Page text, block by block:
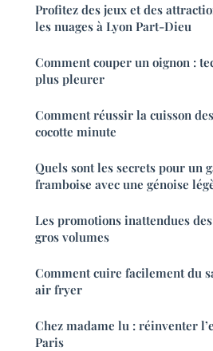
Profitez des jeux et des
les nuages à Lyon Part-Dieu
Comment couper un oignon :
plus pleurer
Comment réussir la cuisson
cocotte minute
Quels sont les secrets pour un
framboise avec une génoise
Les promotions inattendues
gros volumes
Comment cuire facilement du
air fryer
Chez madame lu : réinventer
Paris